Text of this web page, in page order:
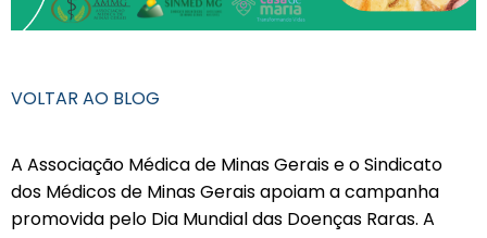
VOLTAR AO BLOG
A Associação Médica de Minas Gerais e o Sindicato
dos Médicos de Minas Gerais apoiam a campanha
promovida pelo Dia Mundial das Doenças Raras. A